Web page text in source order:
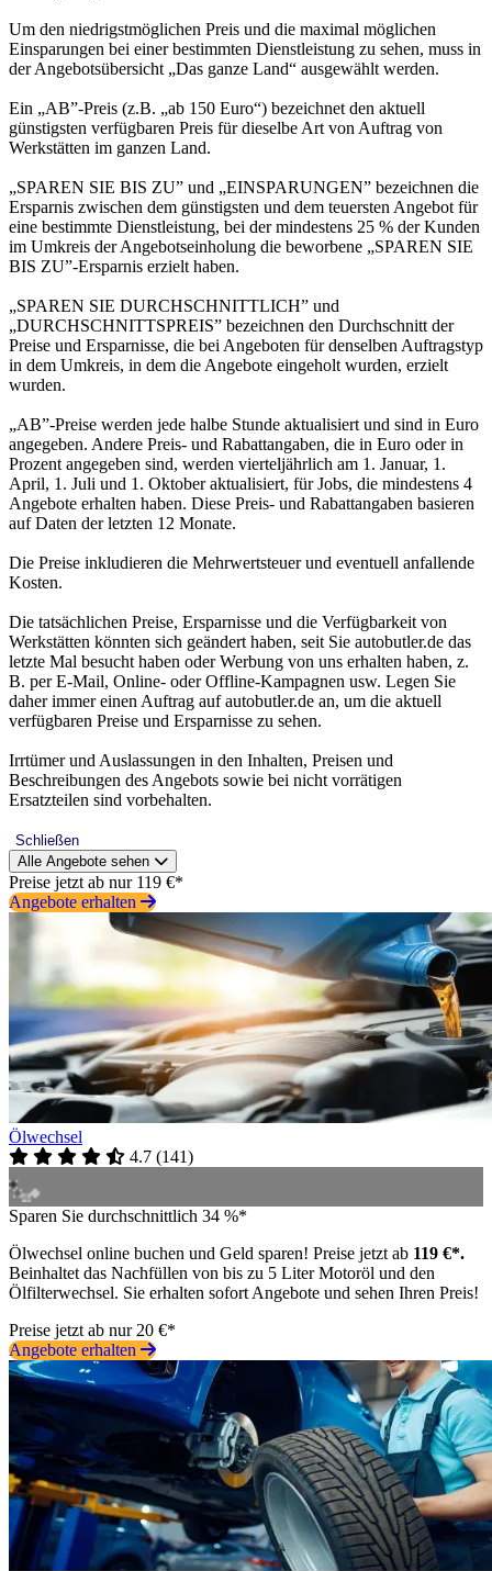
Um den niedrigstmöglichen Preis und die maximal möglichen
Einsparungen bei einer bestimmten Dienstleistung zu sehen, muss in
der Angebotsübersicht „Das ganze Land“ ausgewählt werden.
Ein „AB”-Preis (z.B. „ab 150 Euro“) bezeichnet den aktuell
günstigsten verfügbaren Preis für dieselbe Art von Auftrag von
Werkstätten im ganzen Land.
„SPAREN SIE BIS ZU” und „EINSPARUNGEN” bezeichnen die
Ersparnis zwischen dem günstigsten und dem teuersten Angebot für
eine bestimmte Dienstleistung, bei der mindestens 25 % der Kunden
im Umkreis der Angebotseinholung die beworbene „SPAREN SIE
BIS ZU”-Ersparnis erzielt haben.
„SPAREN SIE DURCHSCHNITTLICH” und
„DURCHSCHNITTSPREIS” bezeichnen den Durchschnitt der
Preise und Ersparnisse, die bei Angeboten für denselben Auftragstyp
in dem Umkreis, in dem die Angebote eingeholt wurden, erzielt
wurden.
„AB”-Preise werden jede halbe Stunde aktualisiert und sind in Euro
angegeben. Andere Preis- und Rabattangaben, die in Euro oder in
Prozent angegeben sind, werden vierteljährlich am 1. Januar, 1.
April, 1. Juli und 1. Oktober aktualisiert, für Jobs, die mindestens 4
Angebote erhalten haben. Diese Preis- und Rabattangaben basieren
auf Daten der letzten 12 Monate.
Die Preise inkludieren die Mehrwertsteuer und eventuell anfallende
Kosten.
Die tatsächlichen Preise, Ersparnisse und die Verfügbarkeit von
Werkstätten könnten sich geändert haben, seit Sie autobutler.de das
letzte Mal besucht haben oder Werbung von uns erhalten haben, z.
B. per E-Mail, Online- oder Offline-Kampagnen usw. Legen Sie
daher immer einen Auftrag auf autobutler.de an, um die aktuell
verfügbaren Preise und Ersparnisse zu sehen.
Irrtümer und Auslassungen in den Inhalten, Preisen und
Beschreibungen des Angebots sowie bei nicht vorrätigen
Ersatzteilen sind vorbehalten.
Schließen
Alle Angebote sehen
Preise jetzt ab nur 119 €*
Angebote erhalten
Ölwechsel
4.7 (141)
Sparen Sie durchschnittlich 34 %*
Ölwechsel online buchen und Geld sparen! Preise jetzt ab 119 €*.
Beinhaltet das Nachfüllen von bis zu 5 Liter Motoröl und den
Ölfilterwechsel. Sie erhalten sofort Angebote und sehen Ihren Preis!
Preise jetzt ab nur 20 €*
Angebote erhalten